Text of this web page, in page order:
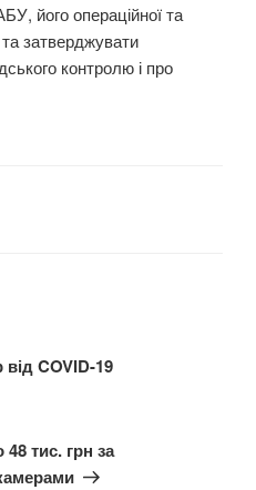
його операційної та
та затверджувати
контролю і про
COVID-19
тис. грн за